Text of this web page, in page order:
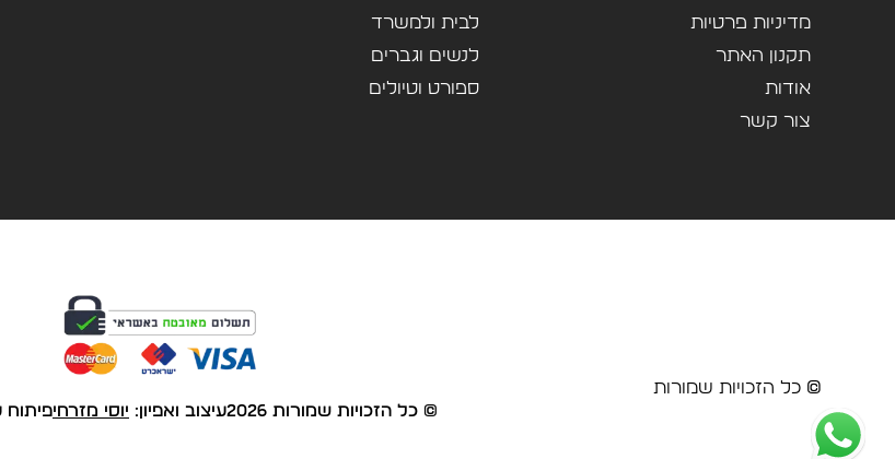
מדיניות פרטיות
תקנון האתר
אודות
צור קשר
לבית ולמשרד
לנשים וגברים
ספורט וטיולים
© כל הזכויות שמורות
© כל הזכויות שמורות 2026 עיצוב ואפיון: יוסי מזרחיפיתוח